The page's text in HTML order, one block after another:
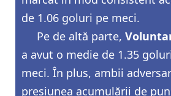
de 1.06 goluri pe meci.
Pe de altă parte,
a avut o medie de 1.35
meci. În plus, ambii
presiunea acumulării de